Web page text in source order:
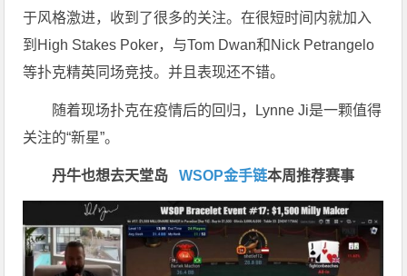
于风格激进，收到了很多的关注。在很短时间内就加入
到High Stakes Poker，与Tom Dwan和Nick Petrangelo
等扑克精英同场竞技。并且表现还不错。
随着现场扑克在疫情后的回归，Lynne Ji是一颗值得
关注的“新星”。
丹牛也想去天堂岛WSOP金手链本周推荐赛事